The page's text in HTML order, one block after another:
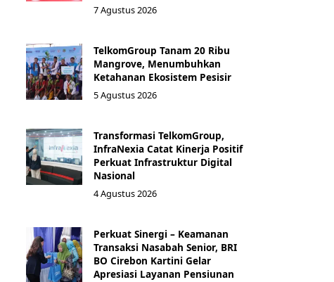
7 Agustus 2026
TelkomGroup Tanam 20 Ribu
Mangrove, Menumbuhkan
Ketahanan Ekosistem Pesisir
5 Agustus 2026
Transformasi TelkomGroup,
InfraNexia Catat Kinerja Positif
Perkuat Infrastruktur Digital
Nasional
4 Agustus 2026
Perkuat Sinergi – Keamanan
Transaksi Nasabah Senior, BRI
BO Cirebon Kartini Gelar
Apresiasi Layanan Pensiunan